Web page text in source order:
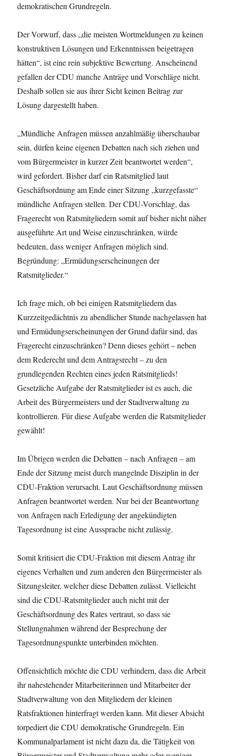
demokratischen Grundregeln.
Der Vorwurf, dass „die meisten Wortmeldungen zu keinen
konstruktiven Lösungen und Erkenntnissen beigetragen
hätten“, ist eine rein subjektive Bewertung. Anscheinend
gefallen der CDU manche Anträge und Vorschläge nicht.
Deshalb sollen sie aus ihrer Sicht keinen Beitrag zur
Lösung dargestellt haben.
„Mündliche Anfragen müssen anzahlmäßig überschaubar
sein, dürfen keine eigenen Debatten nach sich ziehen und
vom Bürgermeister in kurzer Zeit beantwortet werden“,
wird gefordert. Bisher darf ein Ratsmitglied laut
Geschäftsordnung am Ende einer Sitzung „kurzgefasste“
mündliche Anfragen stellen. Der CDU-Vorschlag, das
Fragerecht von Ratsmitgliedern somit auf bisher nicht näher
ausgeführte Art und Weise einzuschränken, würde
bedeuten, dass weniger Anfragen möglich sind.
Begründung: „Ermüdungserscheinungen der
Ratsmitglieder.“
Ich frage mich, ob bei einigen Ratsmitgliedern das
Kurzzeitgedächtnis zu abendlicher Stunde nachgelassen hat
und Ermüdungserscheinungen der Grund dafür sind, das
Fragerecht einzuschränken? Denn dieses gehört – neben
dem Rederecht und dem Antragsrecht – zu den
grundlegenden Rechten eines jeden Ratsmitglieds!
Gesetzliche Aufgabe der Ratsmitglieder ist es auch, die
Arbeit des Bürgermeisters und der Stadtverwaltung zu
kontrollieren. Für diese Aufgabe werden die Ratsmitglieder
gewählt!
Im Übrigen werden die Debatten – nach Anfragen – am
Ende der Sitzung meist durch mangelnde Disziplin in der
CDU-Fraktion verursacht. Laut Geschäftsordnung müssen
Anfragen beantwortet werden. Nur bei der Beantwortung
von Anfragen nach Erledigung der angekündigten
Tagesordnung ist eine Aussprache nicht zulässig.
Somit kritisiert die CDU-Fraktion mit diesem Antrag ihr
eigenes Verhalten und zum anderen den Bürgermeister als
Sitzungsleiter, welcher diese Debatten zulässt. Vielleicht
sind die CDU-Ratsmitglieder auch nicht mit der
Geschäftsordnung des Rates vertraut, so dass sie
Stellungnahmen während der Besprechung der
Tagesordnungspunkte unterbinden möchten.
Offensichtlich möchte die CDU verhindern, dass die Arbeit
ihr nahestehender Mitarbeiterinnen und Mitarbeiter der
Stadtverwaltung von den Mitgliedern der kleinen
Ratsfraktionen hinterfragt werden kann. Mit dieser Absicht
torpediert die CDU demokratische Grundregeln. Ein
Kommunalparlament ist nicht dazu da, die Tätigkeit von